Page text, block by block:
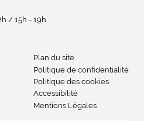
/ 15h - 19h
Plan du site
Politique de confidentialité
Politique des cookies
Accessibilité
Mentions Légales